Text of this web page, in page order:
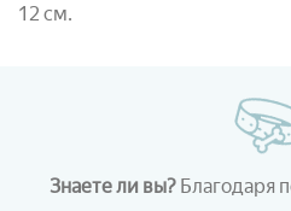
12 см.
Знаете ли вы? Благодаря